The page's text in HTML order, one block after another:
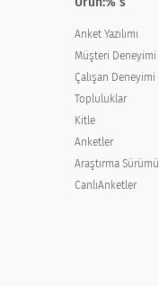
Anket Yazılımı
Müşteri Deneyimi
Çalışan Deneyimi
Topluluklar
Kitle
Anketler
Araştırma Sürümü
CanlıAnketler